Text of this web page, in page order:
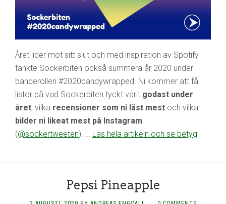
Året lider mot sitt slut och med inspiration av Spotify
tänkte Sockerbiten också summera år 2020 under
banderollen #2020candywrapped. Ni kommer att få
listor på vad Sockerbiten tyckt varit godast under
året, vilka recensioner som ni läst mest och vilka
bilder ni likeat mest på Instagram
(@sockertweeten). … Läs hela artikeln och se betyg
Pepsi Pineapple